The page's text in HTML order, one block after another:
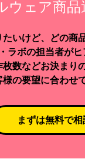
ウェア商品
たいけど、どの商
ラボの担当者が
数などお決まり
の要望に合わせ
まずは無料で